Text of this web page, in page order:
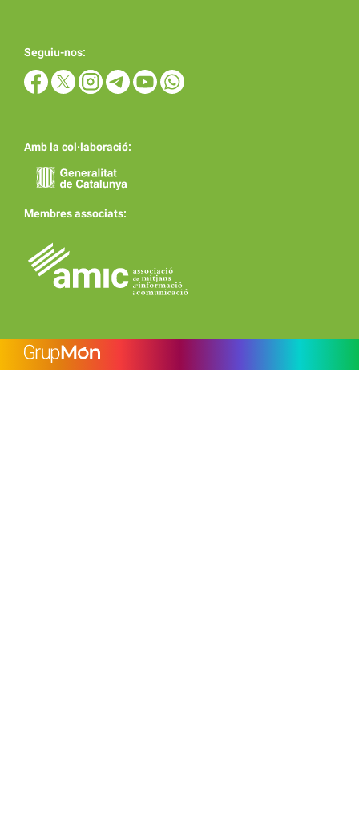
Seguiu-nos:
Amb la col·laboració:
Membres associats: